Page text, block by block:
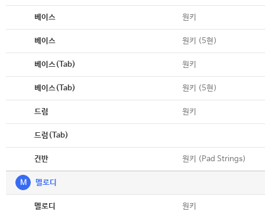
베이스 원키
베이스 원키 (5현)
베이스(Tab) 원키
베이스(Tab) 원키 (5현)
드럼 원키
드럼(Tab)
건반 원키 (Pad Strings)
M 멜로디
멜로디 원키